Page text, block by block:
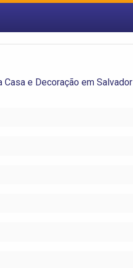
e Decoração em Salvador